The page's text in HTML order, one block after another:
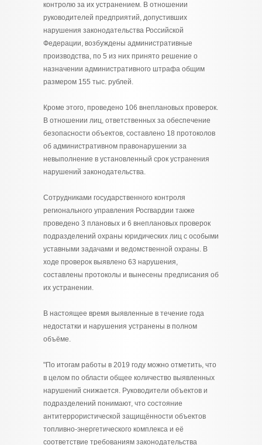
контролю за их устранением. В отношении
руководителей предприятий, допустивших
нарушения законодательства Российской
Федерации, возбуждены административные
производства, по 5 из них принято решение о
назначении административного штрафа общим
размером 155 тыс. рублей.
Кроме этого, проведено 106 внеплановых проверок.
В отношении лиц, ответственных за обеспечение
безопасности объектов, составлено 18 протоколов
об административном правонарушении за
невыполнение в установленный срок устранения
нарушений законодательства.
Сотрудниками государственного контроля
регионального управления Росгвардии также
проведено 3 плановых и 6 внеплановых проверок
подразделений охраны юридических лиц с особыми
уставными задачами и ведомственной охраны. В
ходе проверок выявлено 63 нарушения,
составлены протоколы и вынесены предписания об
их устранении.
В настоящее время выявленные в течение года
недостатки и нарушения устранены в полном
объёме.
"По итогам работы в 2019 году можно отметить, что
в целом по области общее количество выявленных
нарушений снижается. Руководители объектов и
подразделений понимают, что состояние
антитеррористической защищённости объектов
топливно-энергетического комплекса и её
соответствие требованиям законодательства